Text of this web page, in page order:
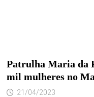
Patrulha Maria da
mil mulheres no
21/04/2023